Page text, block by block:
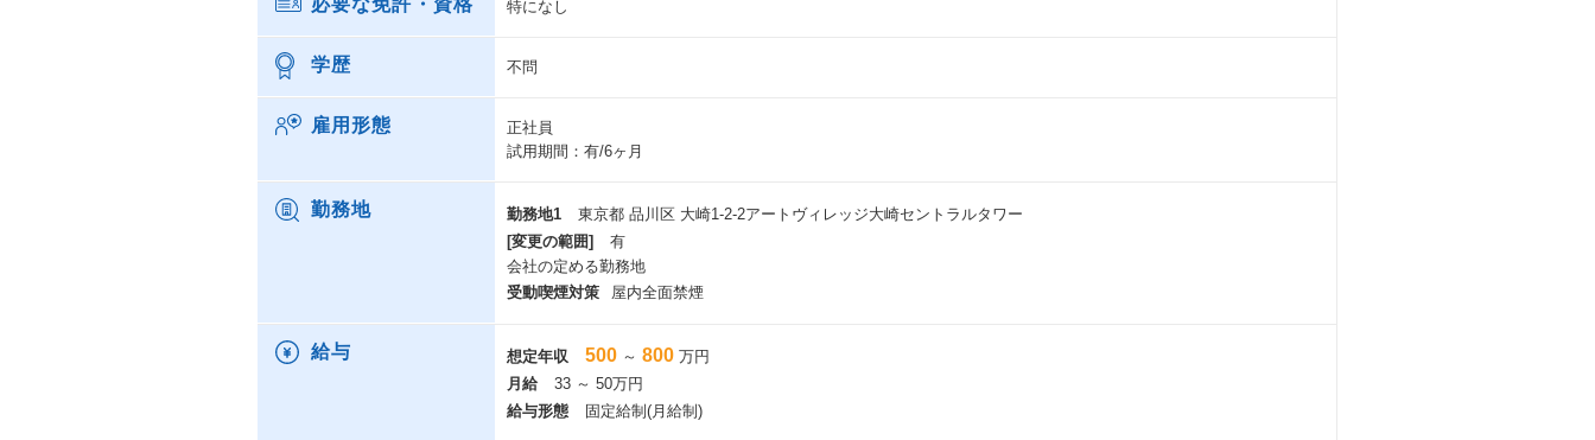
必要な免許・資格 特になし
学歴 不問
雇用形態
正社員
試用期間：有/6ヶ月
勤務地 勤務地1
東京都 品川区 大崎1-2-2アートヴィレッジ大崎セントラルタワー
[変更の範囲]
有
会社の定める勤務地
受動喫煙対策
屋内全面禁煙
給与 想定年収 500 ～ 800 万円
月給
33 ～ 50万円
給与形態
固定給制(月給制)